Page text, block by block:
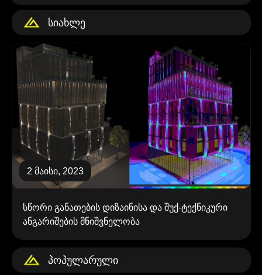
Სიახლე
2 მაისი, 2023
სწორი განათების დიზაინისა და შუქ-ტექნიკური
ანგარიშების მნიშვნელობა
Პოპულარული